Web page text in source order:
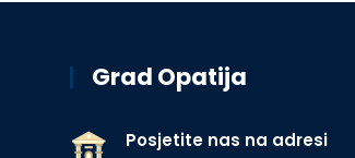
Grad Opatija
Posjetite nas na adresi